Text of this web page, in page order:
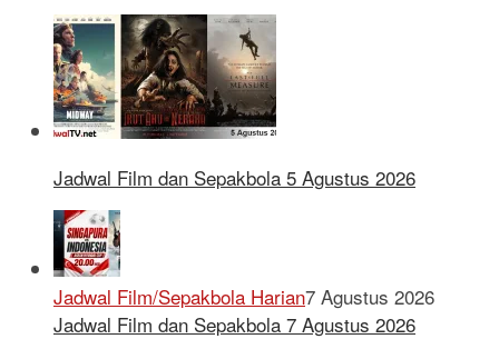
Jadwal Film dan Sepakbola 5 Agustus 2026
Jadwal Film/Sepakbola Harian7 Agustus 2026
Jadwal Film dan Sepakbola 7 Agustus 2026